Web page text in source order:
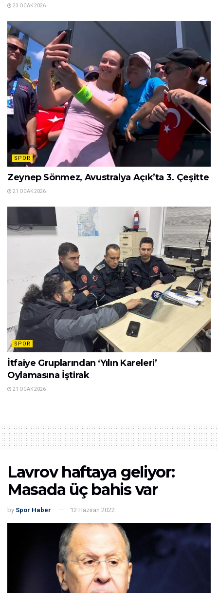
23 OCAK 2026
SPOR
Zeynep Sönmez, Avustralya Açık’ta 3. Çeşitte
21 OCAK 2026
SPOR
İtfaiye Gruplarından ‘Yılın Kareleri’
Oylamasına İştirak
21 OCAK 2026
Lavrov haftaya geliyor:
Masada üç bahis var
by Spor Haber 12 Haziran 2022